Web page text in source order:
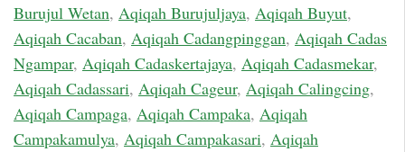
Burujul Wetan, Aqiqah Burujuljaya, Aqiqah Buyut,
Aqiqah Cacaban, Aqiqah Cadangpinggan, Aqiqah Cadas
Ngampar, Aqiqah Cadaskertajaya, Aqiqah Cadasmekar,
Aqiqah Cadassari, Aqiqah Cageur, Aqiqah Calingcing,
Aqiqah Campaga, Aqiqah Campaka, Aqiqah
Campakamulya, Aqiqah Campakasari, Aqiqah